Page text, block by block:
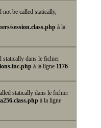
be called statically,
session.class.php à la
statically dans le fichier
à la ligne 1176
statically dans le fichier
à la ligne